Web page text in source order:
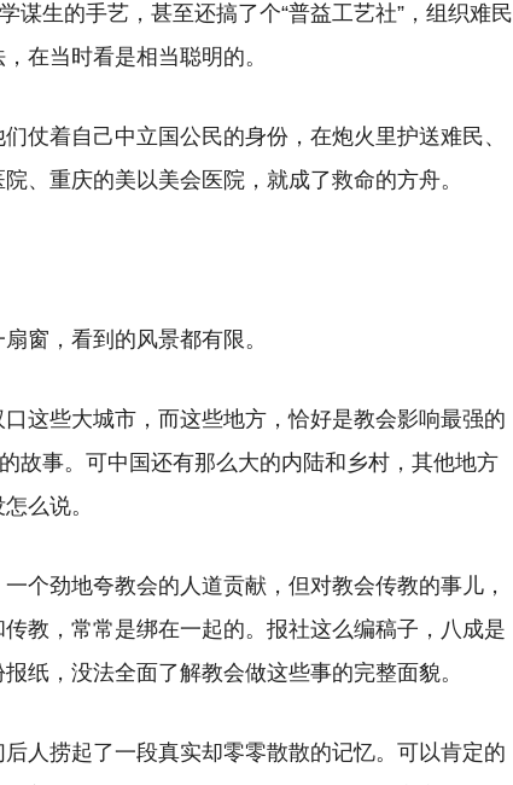
谋生的手艺，甚至还搞了个“普益工艺社”，组织难民
在当时看是相当聪明的。
仗着自己中立国公民的身份，在炮火里护送难民、
、重庆的美以美会医院，就成了救命的方舟。
窗，看到的风景都有限。
这些大城市，而这些地方，恰好是教会影响最强的
故事。可中国还有那么大的内陆和乡村，其他地方
么说。
个劲地夸教会的人道贡献，但对教会传教的事儿，
教，常常是绑在一起的。报社这么编稿子，八成是
纸，没法全面了解教会做这些事的完整面貌。
人捞起了一段真实却零零散散的记忆。可以肯定的